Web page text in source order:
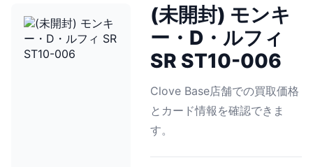
(未開封) モンキ
ー・D・ルフィ
SR ST10-006
Clove Base店舗での買取価格
とカード情報を確認できま
す。